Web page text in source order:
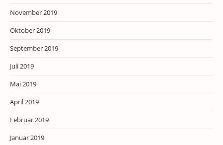
November 2019
Oktober 2019
September 2019
Juli 2019
Mai 2019
April 2019
Februar 2019
Januar 2019